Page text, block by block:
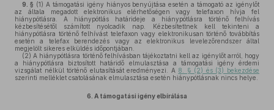
9. § (1) A támogatási igény hiányos benyújtása esetén a támogató az igénylőt
az általa megadott elektronikus elérhetőségen vagy telefaxon hívja fel
hiánypótlásra. A hiánypótlás határideje a hiánypótlásra történő felhívás
kézbesítésétől számított nyolcadik nap. Kézbesítettnek kell tekinteni a
hiánypótlásra történő felhívást telefaxon vagy elektronikusan történő továbbítás
esetén a telefax berendezés vagy az elektronikus levelezőrendszer által
megjelölt sikeres elküldés időpontjában.
(2) A hiánypótlásra történő felhívásban tájékoztatni kell az igénylőt arról, hogy
a hiánypótlásra biztosított határidő elmulasztása a támogatási igény érdemi
vizsgálat nélkül történő elutasítását eredményezi. A 8. § (2) és (3) bekezdése
szerinti melléklet csatolásának elmulasztása esetén hiánypótlásnak nincs helye.
6. A támogatási igény elbírálása